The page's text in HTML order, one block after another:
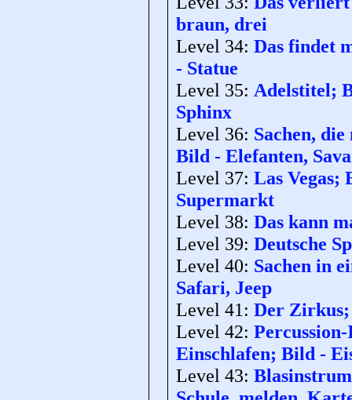
braun, drei
Level 34: Das findet
- Statue
Level 35: Adelstitel;
Sphinx
Level 36: Sachen,
Bild - Elefanten,
Level 37: Las Vegas;
Supermarkt
Level 38: Das kann
Level 39: Deutsche
Level 40: Sachen in
Safari, Jeep
Level 41: Der Zirkus;
Level 42:
Einschlafen; Bild -
Level 43: